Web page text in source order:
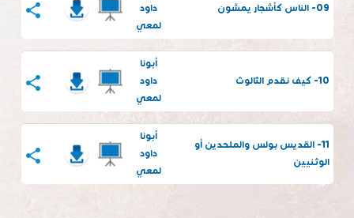
داود
لمعي
أبونا
داود
لمعي
11- القديس بولس والملحدين أو
الوثنيين
أبونا
داود
لمعي